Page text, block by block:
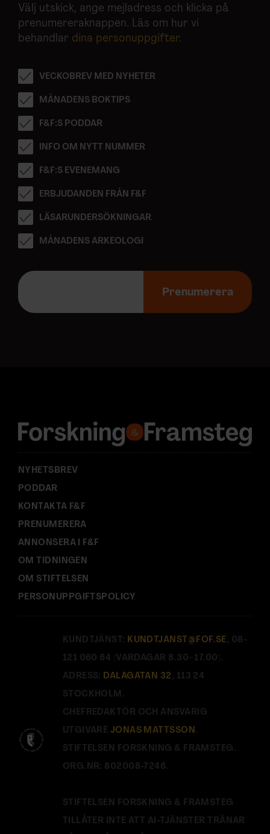
Välj utskick, ange mejladress och klicka på
prenumereraknappen. Läs om hur vi
behandlar dina personuppgifter.
VECKOBREV MED NYHETER
MÅNADENS BOKTIPS
F&F:S PODDAR
INFO OM NYTT NUMMER
F&F:S EVENEMANG
ERBJUDANDEN FRÅN F&F
LÄSARUNDERSÖKNINGAR
MÅNADENS ARKEOLOGI
E
p
s
:
Prenumerera
NYHETSBREV
PODDAR
KONTAKTA F&F
PRENUMERERA
ANNONSERA I F&F
OM TIDNINGEN
OM STIFTELSEN
PERSONUPPGIFTSPOLICY
KUNDTJÄNST: KUNDTJANST@FOF.SE , 08-
121 060 64 (VARDAGAR 8.30–17.00).
ADRESS: DALAGATAN 32 , 113 24
STOCKHOLM.
CHEFREDAKTÖR OCH ANSVARIG
UTGIVARE JONAS MATTSSON.
STIFTELSEN FORSKNING & FRAMSTEG.
ORG.NR: 802008-7246.
STIFTELSEN FORSKNING & FRAMSTEG
TILLÅTER INTE ATT AI-TJÄNSTER TRÄNAR